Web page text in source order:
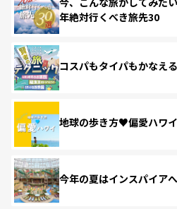
年絶対行くべき旅先30
コスパもタイパもかなえ
地球の歩き方♥偏愛ハワイ
今年の夏はインスパイアへ